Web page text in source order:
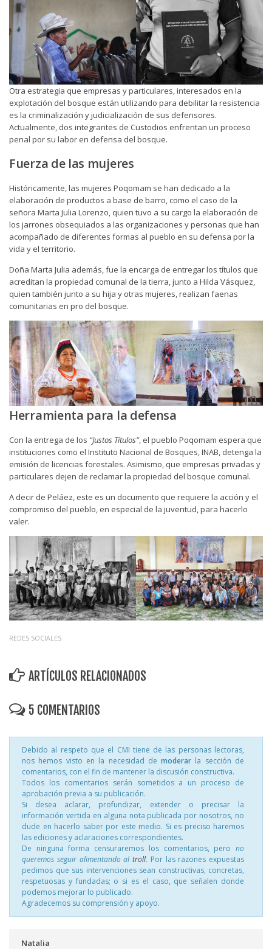
Otra estrategia que empresas y particulares, interesados en la
explotación del bosque están utilizando para debilitar la resistencia
es la criminalización y judicialización de sus defensores.
Actualmente, dos integrantes de Custodios enfrentan un proceso
penal por su labor en defensa del bosque.
Fuerza de las mujeres
Históricamente, las mujeres Poqomam se han dedicado a la
elaboración de productos a base de barro, como el caso de la
señora Marta Julia Lorenzo, quien tuvo a su cargo la elaboración de
los jarrones obsequiados a las organizaciones y personas que han
acompañado de diferentes formas al pueblo en su defensa por la
vida y el territorio.
Doña Marta Julia además, fue la encarga de entregar los títulos que
acreditan la propiedad comunal de la tierra, junto a Hilda Vásquez,
quien también junto a su hija y otras mujeres, realizan faenas
comunitarias en pro del bosque.
Herramienta para la defensa
Con la entrega de los “Justos Títulos”, el pueblo Poqomam espera que
instituciones como el Instituto Nacional de Bosques, INAB, detenga la
emisión de licencias forestales. Asimismo, que empresas privadas y
particulares dejen de reclamar la propiedad del bosque comunal.
A decir de Peláez, este es un documento que requiere la acción y el
compromiso del pueblo, en especial de la juventud, para hacerlo
valer.
REDES SOCIALES
ARTÍCULOS RELACIONADOS
5 COMENTARIOS
Debido al respeto que el CMI tiene de las personas lectoras,
nos hemos visto en la necesidad demoderar la sección de
comentarios, con el fin de mantener la discusión constructiva.
Todos los comentarios serán sometidos a un proceso de
aprobación previa a su publicación.
Si desea aclarar, profundizar, extender o precisar la
información vertida en alguna nota publicada por nosotros, no
dude en hacerlo saber por este medio. Si es preciso haremos
las ediciones y aclaraciones correspondientes.
De ninguna forma censuraremos los comentarios, pero no
queremos seguir alimentando al troll. Por las razones expuestas
pedimos que sus intervenciones sean constructivas, concretas,
respetuosas y fundadas; o si es el caso, que señalen donde
podemos mejorar lo publicado.
Agradecemos su comprensión y apoyo.
Natalia